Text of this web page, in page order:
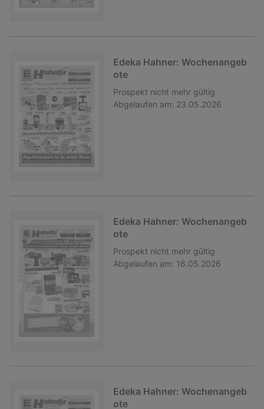
Edeka Hahner: Wochenangeb
ote
Prospekt nicht mehr gültig
Abgelaufen am: 23.05.2026
Edeka Hahner: Wochenangeb
ote
Prospekt nicht mehr gültig
Abgelaufen am: 16.05.2026
Edeka Hahner: Wochenangeb
ote